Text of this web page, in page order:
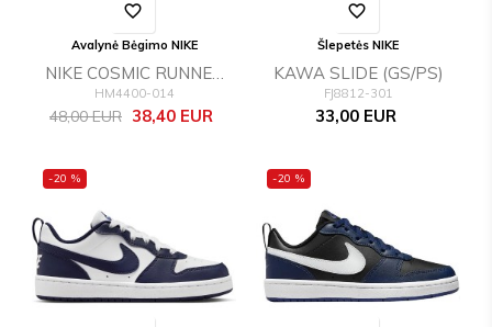
favorite_border
Avalynė Bėgimo NIKE
NIKE COSMIC RUNNER
(PSV)
HM4400-014
Bazinė
48,00 EUR Kaina
38,40 EUR
favorite_border
Šlepetės NIKE
KAWA SLIDE (GS/PS)
FJ8812-301
Kaina
33,00 EUR
-20 % -20 %